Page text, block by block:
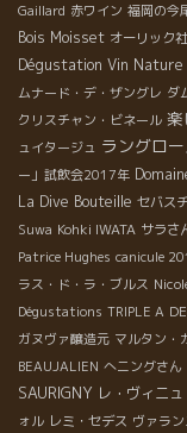
Gaillard 赤ワイン 福岡の今
Bois Moisset オーリック社
Dégustation Vin Nature
ムナード・デ・ザングレ ダ
クリスチャン・ビネール 楽
ュイタージュ ラングロ
ー」試飲会2017年
La Dive Bouteille セバス
Suwa Kohki IWATA サラさ
Patrice Hughes canicule
ラス・ド・ラ・ブルス
Dégustations TRIPLE A
ガヌヴァ醸造元 マルタン・
BEAUJALIEN へニングさん
SAURIGNY レ・ヴィニ
ォル レミ・セデス ヴァラ